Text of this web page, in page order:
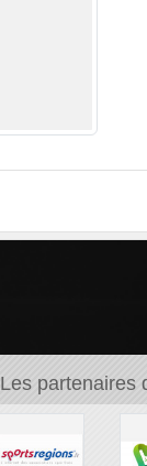
Les partenaires